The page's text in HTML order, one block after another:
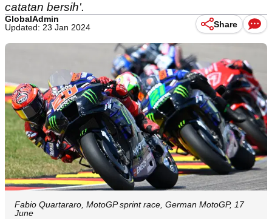
catatan bersih'.
GlobalAdmin
Updated: 23 Jan 2024
Share
Fabio Quartararo, MotoGP sprint race, German MotoGP, 17
June